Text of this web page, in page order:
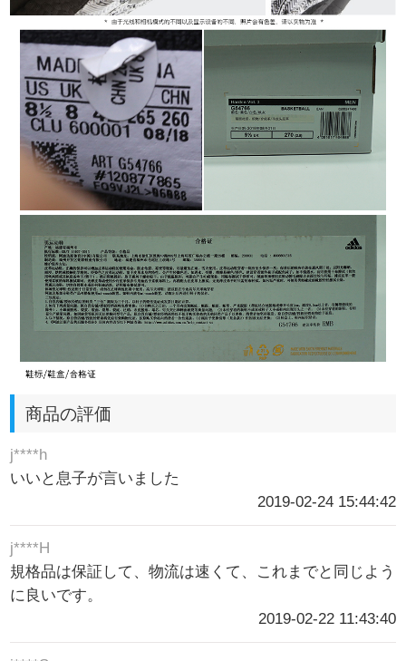
商品の評価
j****h
いいと息子が言いました
2019-02-24 15:44:42
j****H
規格品は保証して、物流は速くて、これまでと同じよう
に良いです。
2019-02-22 11:43:40